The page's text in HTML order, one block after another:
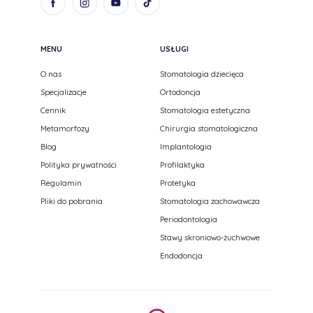
MENU
O nas
Specjalizacje
Cennik
Metamorfozy
Blog
Polityka prywatności
Regulamin
Pliki do pobrania
USŁUGI
Stomatologia dziecięca
Ortodoncja
Stomatologia estetyczna
Chirurgia stomatologiczna
Implantologia
Profilaktyka
Protetyka
Stomatologia zachowawcza
Periodontologia
Stawy skroniowo-żuchwowe
Endodoncja